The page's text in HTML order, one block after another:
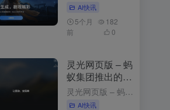
AI快讯
5个月
前
182
0
灵光网页版 – 蚂
蚁集团推出的AI
助手与应用生成
平台
灵光网页版 – 蚂蚁集团推出的AI助手与应用生成平台 3个月前更新 灵光网页版是什么 网页版是智能对话与应用生成平台，以简洁的界面和强大的功能为用户带来高效便捷的体验。用户登录后，可以通过与灵光对话...
AI快讯